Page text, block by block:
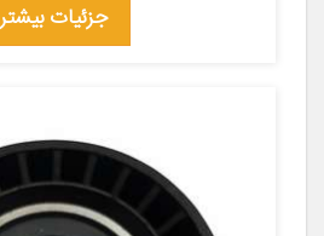
جزئیات بیشتر